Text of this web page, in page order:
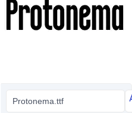
Protonema.ttf